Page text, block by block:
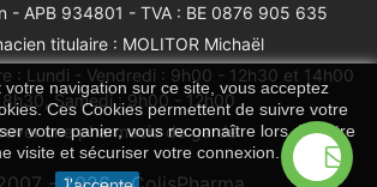
votre navigation sur ce site, vous acceptez
Ces Cookies permettent de suivre votre
votre panier, vous reconnaître lors de votre
visite et sécuriser votre connexion.
- APB 934801 - TVA : BE 0876 905 635
titulaire : MOLITOR Michaël
: Lundi - Vendredi : 9h00 - 12h30 et 14h00
Samedi : 9h00 - 12h00
une pharmacie de garde